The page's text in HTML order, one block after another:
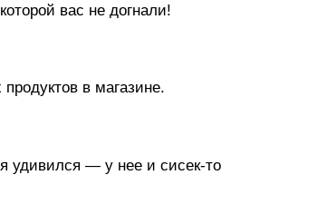
вас не догнали!
в магазине.
удивился — у нее и сисек-то